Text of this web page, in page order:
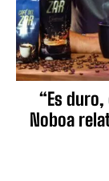
“Es
Noboa